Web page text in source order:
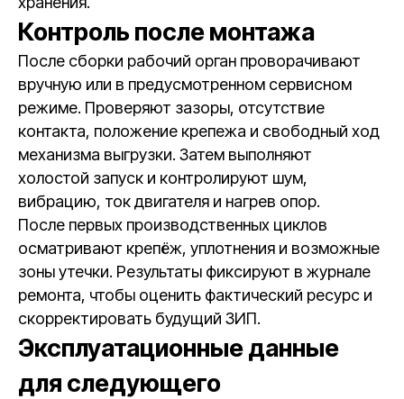
Контроль после монтажа
После сборки рабочий орган проворачивают
вручную или в предусмотренном сервисном
режиме. Проверяют зазоры, отсутствие
контакта, положение крепежа и свободный ход
механизма выгрузки. Затем выполняют
холостой запуск и контролируют шум,
вибрацию, ток двигателя и нагрев опор.
После первых производственных циклов
осматривают крепёж, уплотнения и возможные
зоны утечки. Результаты фиксируют в журнале
ремонта, чтобы оценить фактический ресурс и
скорректировать будущий ЗИП.
Эксплуатационные данные
для следующего